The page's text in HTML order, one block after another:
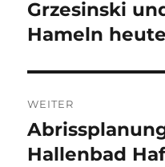
Beitrag:
Grzesinski
Hameln
WEITER
Nächster
Beitrag:
Hallenbad